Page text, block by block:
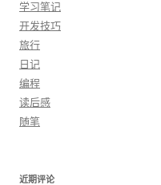
学习笔记
开发技巧
旅行
日记
编程
读后感
随笔
近期评论